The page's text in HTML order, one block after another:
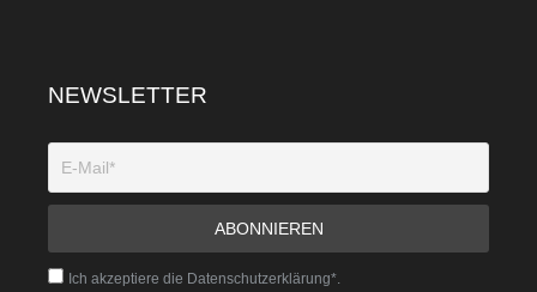
NEWSLETTER
Ich akzeptiere die Datenschutzerklärung*.